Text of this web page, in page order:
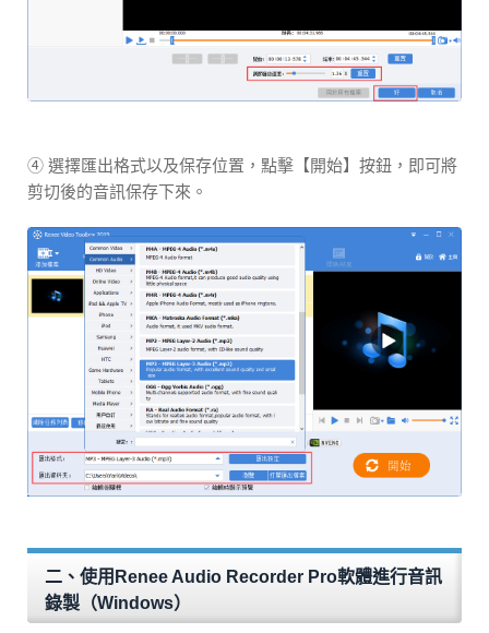
④ 選擇匯出格式以及保存位置，點擊【開始】按鈕，即可將
剪切後的音訊保存下來。
二、使用Renee Audio Recorder Pro軟體進行音訊
錄製（Windows）